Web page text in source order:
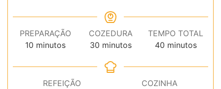
PREPARAÇÃO
10 minutos
minutos
COZEDURA
30minutos
minutos
TEMPO TOTAL
40minutos
minutos
REFEIÇÃO
COZINHA